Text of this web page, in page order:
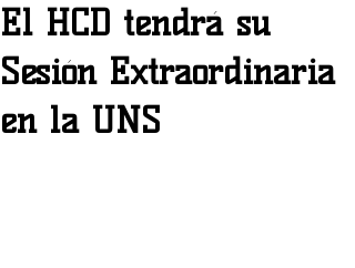
El HCD tendrá su
Sesión Extraordinaria
en la UNS